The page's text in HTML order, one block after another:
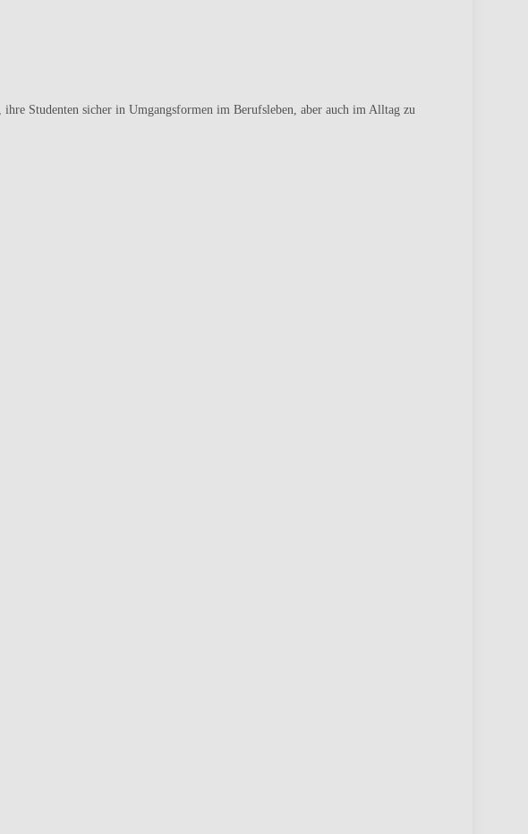
ihre Studenten sicher in Umgangsformen im Berufsleben, aber auch im Alltag zu